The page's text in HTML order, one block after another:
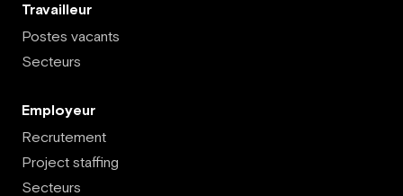
Travailleur
Postes vacants
Secteurs
Employeur
Recrutement
Project staffing
Secteurs